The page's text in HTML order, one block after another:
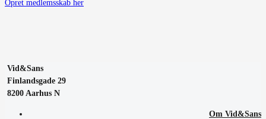
Opret medlemsskab her
Vid&Sans
Finlandsgade 29
8200 Aarhus N
Om Vid&Sans